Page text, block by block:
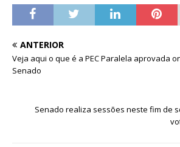
ANTERIOR
Veja aqui o que é a PEC Paralela aprovada
Senado
Senado realiza sessões neste fim de